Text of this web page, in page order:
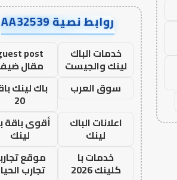
روابط نصية AA32539
خدمات الباك
لينك والجيست
post
مقال
سوق العرب
باك لينك
20
اعلانات الباك
لينك
أقوى باقة
لينك
خدمات با
كلينك 2026
موقع
تجارب